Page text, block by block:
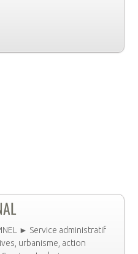
► Service administratif
urbanisme, action